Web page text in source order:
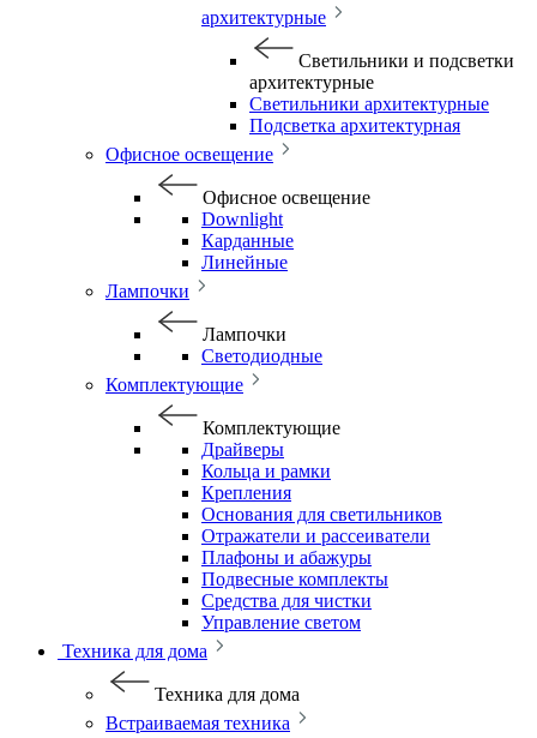
архитектурные
Светильники и подсветки
архитектурные
Светильники архитектурные
Подсветка архитектурная
Офисное освещение
Офисное освещение
Downlight
Карданные
Линейные
Лампочки
Лампочки
Светодиодные
Комплектующие
Комплектующие
Драйверы
Кольца и рамки
Крепления
Основания для светильников
Отражатели и рассеиватели
Плафоны и абажуры
Подвесные комплекты
Средства для чистки
Управление светом
Техника для дома
Техника для дома
Встраиваемая техника